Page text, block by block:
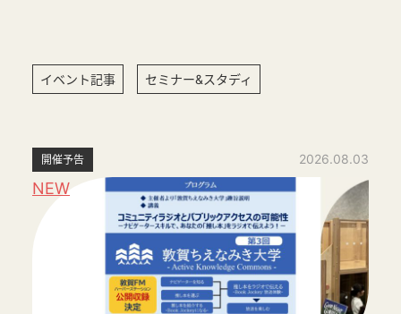
イベント記事 セミナー&スタディ
開催予告 2026.08.03
NEW